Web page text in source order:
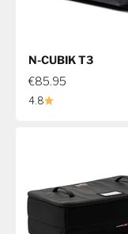
N-CUBIK T3
€85.95
4.8